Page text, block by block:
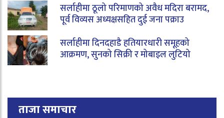
सर्लाहीमा ठूलो परिमाणको अवैध मदिरा बरामद,
पूर्व विव्यस अध्यक्षसहित दुई जना पक्राउ
सर्लाहीमा दिनदहाडै हतियारधारी समूहको
आक्रमण, सुनको सिक्री र मोबाइल लुटियो
ताजा समाचार